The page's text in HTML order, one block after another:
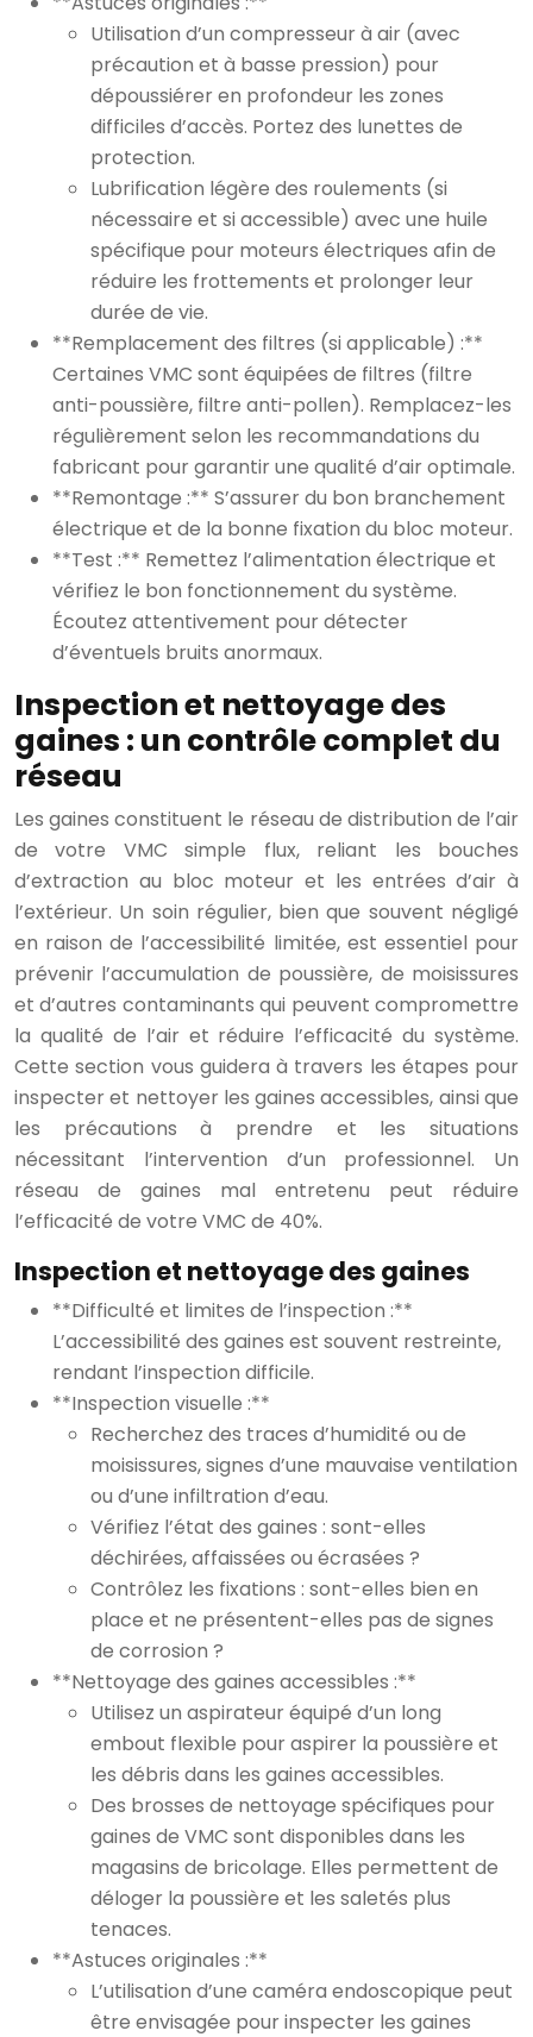
Utilisation d’un compresseur à air (avec
précaution et à basse pression) pour
dépoussiérer en profondeur les zones
difficiles d’accès. Portez des lunettes de
protection.
Lubrification légère des roulements (si
nécessaire et si accessible) avec une huile
spécifique pour moteurs électriques afin de
réduire les frottements et prolonger leur
durée de vie.
**Remplacement des filtres (si applicable) :**
Certaines VMC sont équipées de filtres (filtre
anti-poussière, filtre anti-pollen). Remplacez-les
régulièrement selon les recommandations du
fabricant pour garantir une qualité d’air optimale.
**Remontage :** S’assurer du bon branchement
électrique et de la bonne fixation du bloc moteur.
**Test :** Remettez l’alimentation électrique et
vérifiez le bon fonctionnement du système.
Écoutez attentivement pour détecter
d’éventuels bruits anormaux.
Inspection et nettoyage des
gaines : un contrôle complet du
réseau
Les gaines constituent le réseau de distribution de l’air
de votre VMC simple flux, reliant les bouches
d’extraction au bloc moteur et les entrées d’air à
l’extérieur. Un soin régulier, bien que souvent négligé
en raison de l’accessibilité limitée, est essentiel pour
prévenir l’accumulation de poussière, de moisissures
et d’autres contaminants qui peuvent compromettre
la qualité de l’air et réduire l’efficacité du système.
Cette section vous guidera à travers les étapes pour
inspecter et nettoyer les gaines accessibles, ainsi que
les précautions à prendre et les situations
nécessitant l’intervention d’un professionnel. Un
réseau de gaines mal entretenu peut réduire
l’efficacité de votre VMC de 40%.
Inspection et nettoyage des gaines
**Difficulté et limites de l’inspection :**
L’accessibilité des gaines est souvent restreinte,
rendant l’inspection difficile.
**Inspection visuelle :**
Recherchez des traces d’humidité ou de
moisissures, signes d’une mauvaise ventilation
ou d’une infiltration d’eau.
Vérifiez l’état des gaines : sont-elles
déchirées, affaissées ou écrasées ?
Contrôlez les fixations : sont-elles bien en
place et ne présentent-elles pas de signes
de corrosion ?
**Nettoyage des gaines accessibles :**
Utilisez un aspirateur équipé d’un long
embout flexible pour aspirer la poussière et
les débris dans les gaines accessibles.
Des brosses de nettoyage spécifiques pour
gaines de VMC sont disponibles dans les
magasins de bricolage. Elles permettent de
déloger la poussière et les saletés plus
tenaces.
**Astuces originales :**
L’utilisation d’une caméra endoscopique peut
être envisagée pour inspecter les gaines